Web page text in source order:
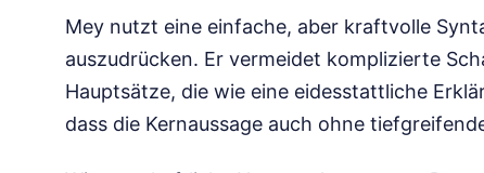
Mey nutzt eine einfache, aber kraftvolle
auszudrücken. Er vermeidet komplizierte
Hauptsätze, die wie eine eidesstattliche
dass die Kernaussage auch ohne